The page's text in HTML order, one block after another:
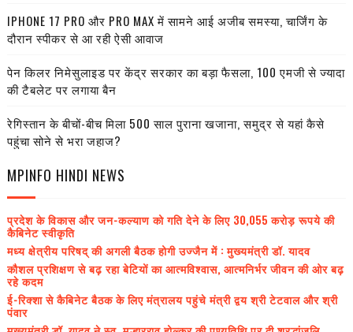
IPHONE 17 PRO और PRO MAX में सामने आई अजीब समस्या, चार्जिंग के
दौरान स्पीकर से आ रही ऐसी आवाज
पेन किलर निमेसुलाइड पर केंद्र सरकार का बड़ा फैसला, 100 एमजी से ज्यादा
की टैबलेट पर लगाया बैन
रेगिस्तान के बीचों-बीच मिला 500 साल पुराना खजाना, समुद्र से यहां कैसे
पहुंचा सोने से भरा जहाज?
MPINFO HINDI NEWS
प्रदेश के विकास और जन-कल्याण को गति देने के लिए 30,055 करोड़ रूपये की
कैबिनेट स्वीकृति
मध्य क्षेत्रीय परिषद् की अगली बैठक होगी उज्जैन में : मुख्यमंत्री डॉ. यादव
कौशल प्रशिक्षण से बढ़ रहा बेटियों का आत्मविश्वास, आत्मनिर्भर जीवन की ओर बढ़
रहे कदम
ई-रिक्शा से कैबिनेट बैठक के लिए मंत्रालय पहुंचे मंत्री द्वय श्री टेटवाल और श्री
पंवार